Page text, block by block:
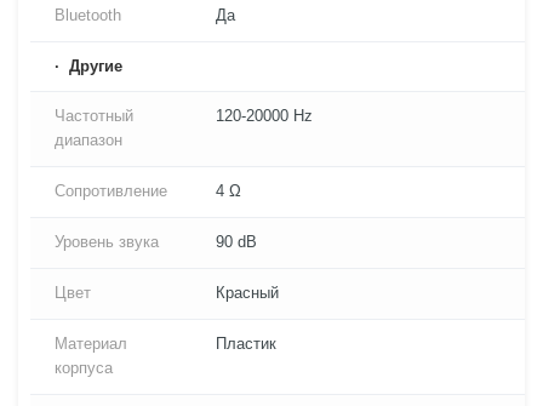
Bluetooth Да
Другие
Частотный
диапазон
120-20000 Hz
Сопротивление 4 Ω
Уровень звука 90 dB
Цвет Красный
Материал
корпуса
Пластик